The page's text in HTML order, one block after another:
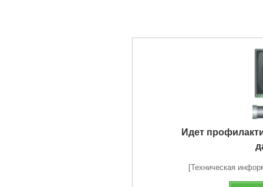
Идет
[Техническая